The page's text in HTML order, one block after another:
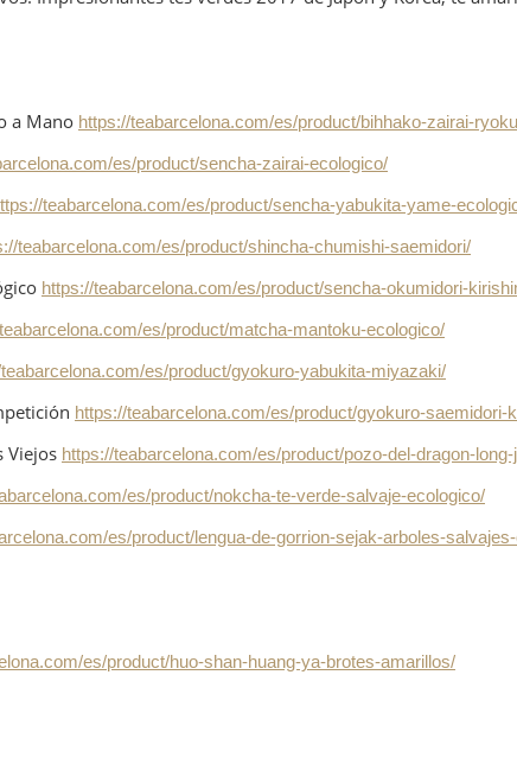
a Mano https://teabarcelona.com/es/product/bihhako-zairai-
es/product/sencha-zairai-ecologico/
teabarcelona.com/es/product/sencha-yabukita-yame-
teabarcelona.com/es/product/shincha-chumishi-saemidori/
https://teabarcelona.com/es/product/sencha-okumidori-
es/product/matcha-mantoku-ecologico/
es/product/gyokuro-yabukita-miyazaki/
https://teabarcelona.com/es/product/gyokuro-saemidori-
Viejos https://teabarcelona.com/es/product/pozo-del-dragon-
es/product/nokcha-te-verde-salvaje-ecologico/
es/product/lengua-de-gorrion-sejak-arboles-
es/product/huo-shan-huang-ya-brotes-amarillos/